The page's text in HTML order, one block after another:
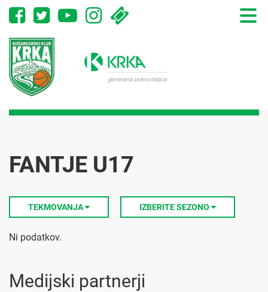
Toggle
FANTJE U17
TEKMOVANJA IZBERITE SEZONO
Ni podatkov.
Medijski partnerji